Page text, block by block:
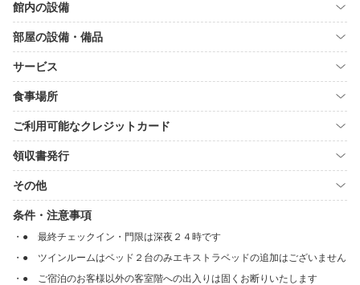
館内の設備
部屋の設備・備品
サービス
食事場所
ご利用可能なクレジットカード
領収書発行
その他
条件・注意事項
● 最終チェックイン・門限は深夜２４時です
● ツインルームはベッド２台のみエキストラベッドの追加はございません
● ご宿泊のお客様以外の客室階への出入りは固くお断りいたします